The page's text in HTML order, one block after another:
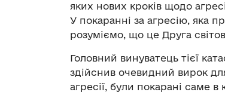
яких нових кроків щодо
У покаранні за агресію, яка
розуміємо, що це Друга
Головний винуватець тієї
здійснив очевидний вирок
агресії, були покарані саме